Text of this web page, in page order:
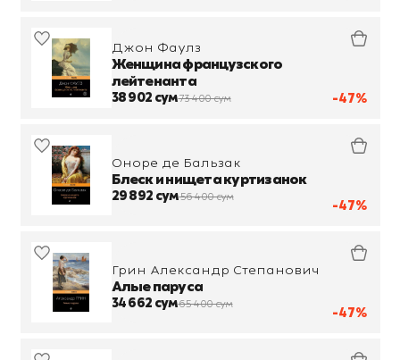
-47%
Джон Фаулз
Женщина французского
лейтенанта
38 902 сум73 400 сум
-47%
Оноре де Бальзак
Блеск и нищета куртизанок
29 892 сум56 400 сум
-47%
Грин Александр Степанович
Алые паруса
34 662 сум65 400 сум